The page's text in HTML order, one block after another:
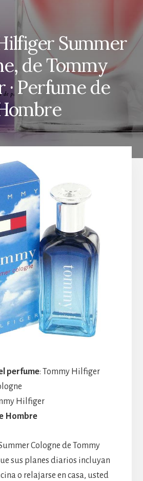
Summer
de Tommy
Perfume de
perfume: Tommy Hilfiger
Hilfiger
Hombre
Cologne de Tommy
sus planes diarios incluyan
o relajarse en casa, usted